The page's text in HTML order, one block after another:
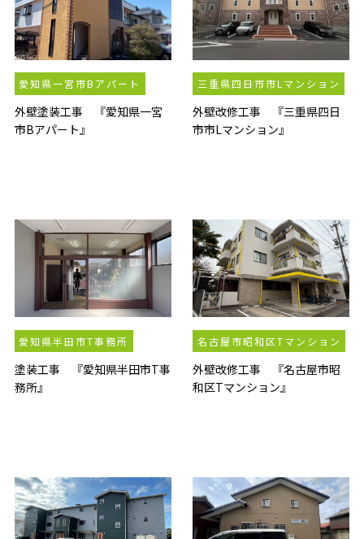
愛知県一宮市Bアパート
外壁塗装工事 『愛知県一宮
市Bアパート』
三重県四日市市Lマンション
外壁改修工事 『三重県四日
市市Lマンション』
愛知県半田市T事務所
塗装工事 『愛知県半田市T事
務所』
名古屋市昭和区Tマンション
外壁改修工事 『名古屋市昭
和区Tマンション』